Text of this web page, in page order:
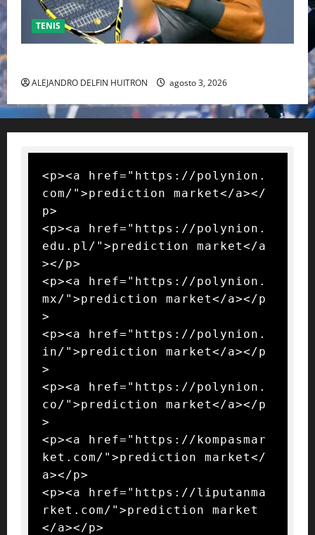
TENIS
ALEJANDRO DELFIN HUITRON agosto 3, 2026
<p><a href="https://polynion.
com/">prediction market</a></
p>
<p><a href="https://polynion.
edu.pl/">prediction market</a
></p>
<p><a href="https://polynion.
mx/">prediction market</a></p
>
<p><a href="https://polynion.
in/">prediction market</a></p
>
<p><a href="https://polynion.
co/">prediction market</a></p
>
<p><a href="https://kompasmar
ket.com/">prediction market</
a></p>
<p><a href="https://liputanma
rket.com/">prediction market
</a></p>